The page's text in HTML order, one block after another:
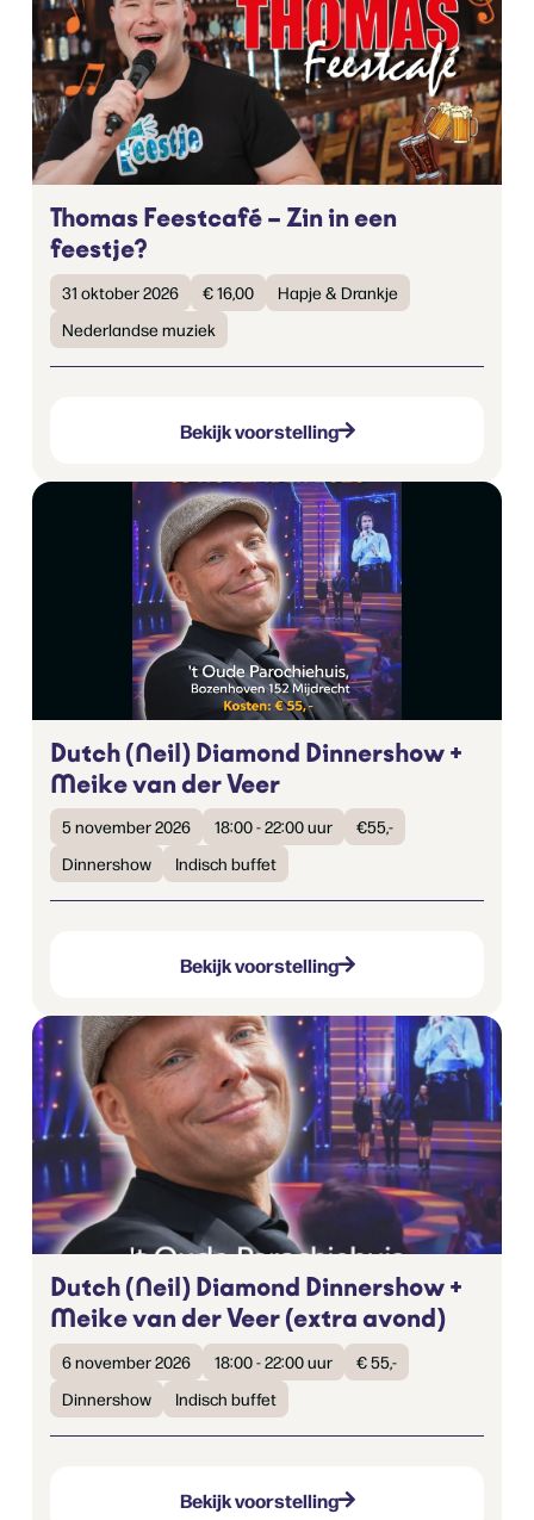
Thomas Feestcafé – Zin in een
feestje?
31 oktober 2026 € 16,00
Hapje & Drankje
Nederlandse muziek
Bekijk voorstelling
Dutch (Neil) Diamond Dinnershow +
Meike van der Veer
5 november 2026 18:00 - 22:00 uur
€55,-
Dinnershow
Indisch buffet
Bekijk voorstelling
Dutch (Neil) Diamond Dinnershow +
Meike van der Veer (extra avond)
6 november 2026 18:00 - 22:00 uur
€ 55,-
Dinnershow
Indisch buffet
Bekijk voorstelling